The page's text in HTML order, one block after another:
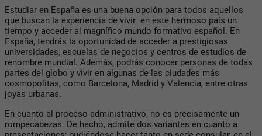
Estudiar en España es una buena opción para todos aquellos
que buscan la experiencia de vivir en este hermoso país un
tiempo y acceder al magnífico mundo formativo español. En
España, tendrás la oportunidad de acceder a prestigiosas
universidades, escuelas de negocios y centros de estudios de
renombre mundial. Además, podrás conocer personas de todas
partes del globo y vivir en algunas de las ciudades más
cosmopolitas, como Barcelona, Madrid y Valencia, entre otras
joyas urbanas.
En cuanto al proceso administrativo, no es precisamente un
rompecabezas. De hecho, admite dos variantes en cuanto a